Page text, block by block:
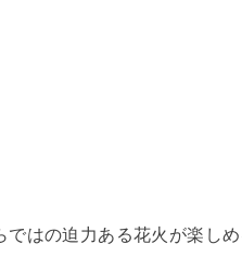
はの迫力ある花火が楽し